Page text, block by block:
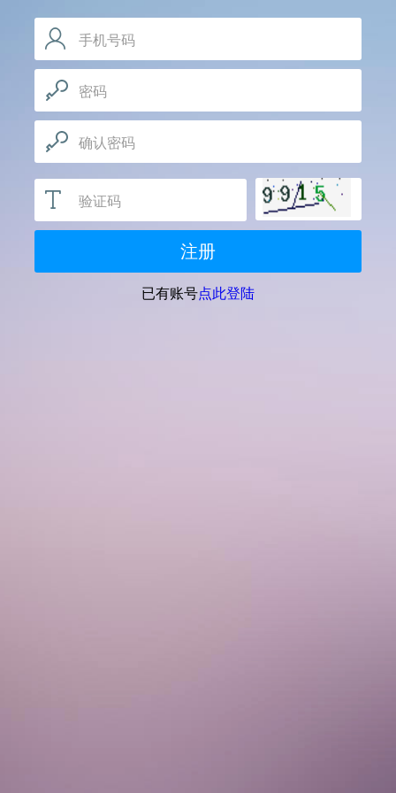
手机号码
手机号码用于确定会员唯一身份，请如实填写
密码
推荐使用包含数字、字母，和特殊符号的密码，字母
区分大小写确认密码
验证码
注册
已有账号点此登陆